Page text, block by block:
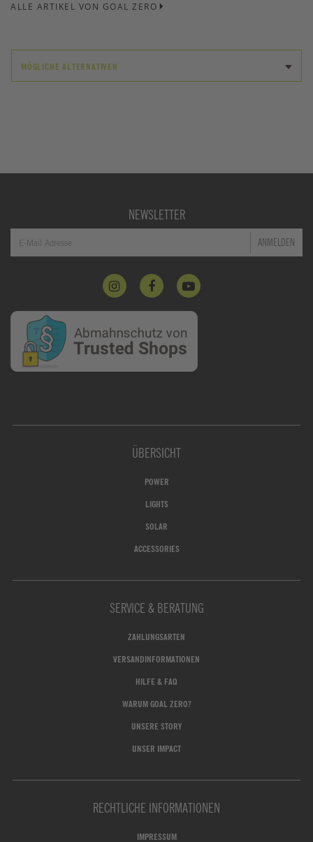
ALLE ARTIKEL VON GOAL ZERO
MÖGLICHE ALTERNATIVEN
NEWSLETTER
ANMELDEN
ÜBERSICHT
POWER
LIGHTS
SOLAR
ACCESSORIES
SERVICE & BERATUNG
ZAHLUNGSARTEN
VERSANDINFORMATIONEN
HILFE & FAQ
WARUM GOAL ZERO?
UNSERE STORY
UNSER IMPACT
RECHTLICHE INFORMATIONEN
IMPRESSUM